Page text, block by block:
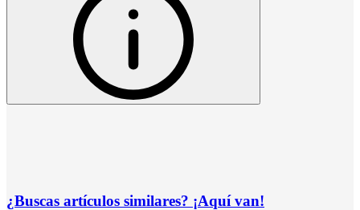
¿Buscas artículos similares? ¡Aquí van!